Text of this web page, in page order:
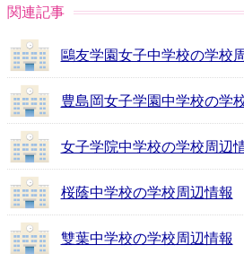
関連記事
鷗友学園女子中学校の学校
豊島岡女子学園中学校の学
女子学院中学校の学校周辺
桜蔭中学校の学校周辺情報
雙葉中学校の学校周辺情報